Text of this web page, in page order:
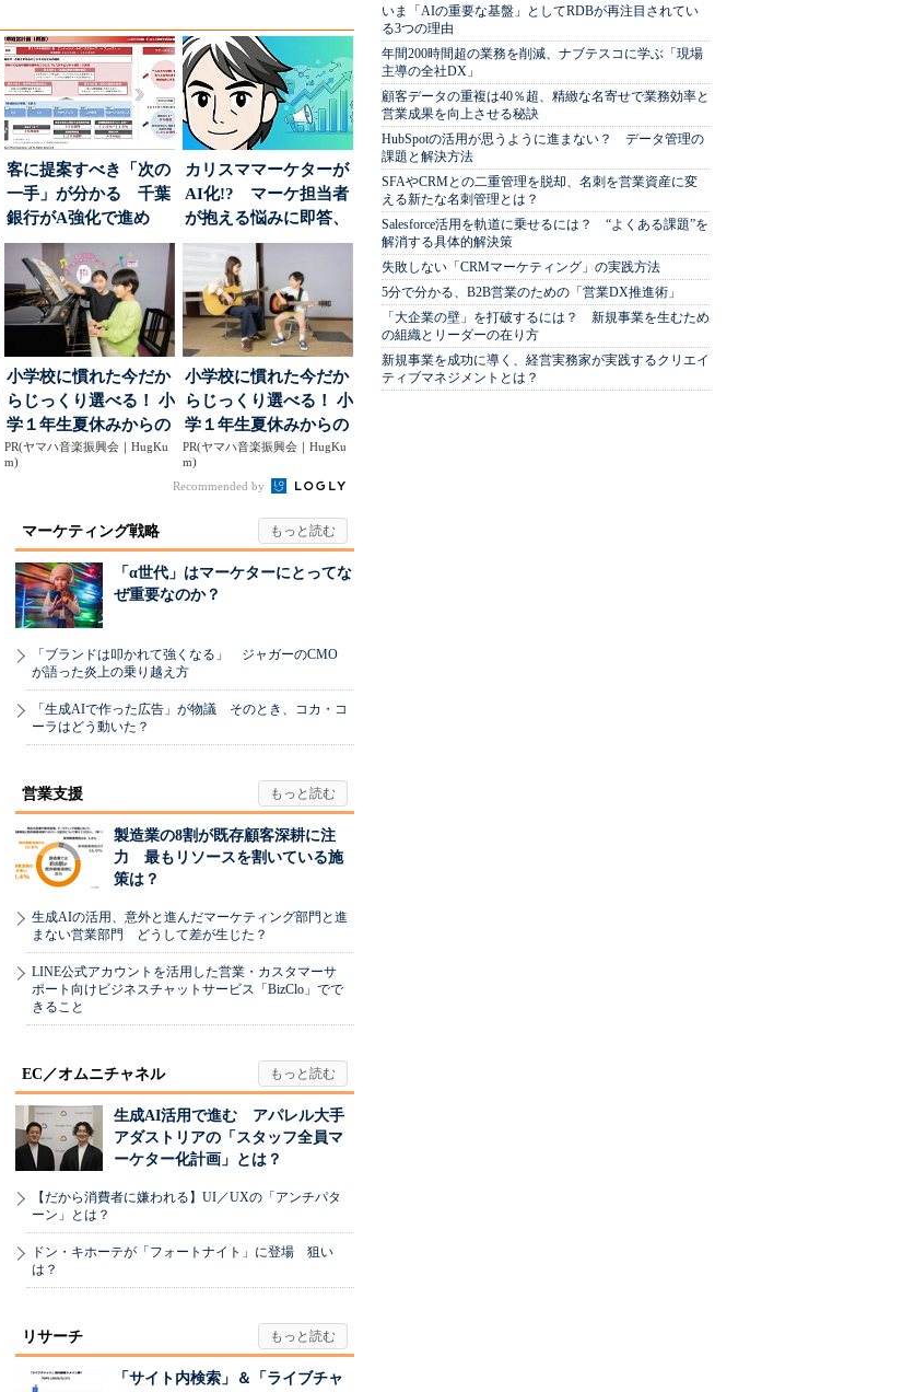
客に提案すべき「次の
一手」が分かる 千葉
銀行がA強化で進め
る“One to On...
カリスママーケターが
AI化!? マーケ担当者
が抱える悩みに即答、
実力は？
小学校に慣れた今だか
らじっくり選べる！ 小
学１年生夏休みからの
「音楽教室」デビュ...
PR(ヤマハ音楽振興会｜HugKu
m)
小学校に慣れた今だか
らじっくり選べる！ 小
学１年生夏休みからの
「音楽教室」デビュ...
PR(ヤマハ音楽振興会｜HugKu
m)
Recommended by
マーケティング戦略
「α世代」はマーケターにとってな
ぜ重要なのか？
「ブランドは叩かれて強くなる」 ジャガーのCMO
が語った炎上の乗り越え方
「生成AIで作った広告」が物議 そのとき、コカ・コ
ーラはどう動いた？
営業支援
製造業の8割が既存顧客深耕に注
力 最もリソースを割いている施
策は？
生成AIの活用、意外と進んだマーケティング部門と進
まない営業部門 どうして差が生じた？
LINE公式アカウントを活用した営業・カスタマーサ
ポート向けビジネスチャットサービス「BizClo」でで
きること
EC／オムニチャネル
生成AI活用で進む アパレル大手
アダストリアの「スタッフ全員マ
ーケター化計画」とは？
【だから消費者に嫌われる】UI／UXの「アンチパタ
ーン」とは？
ドン・キホーテが「フォートナイト」に登場 狙い
は？
リサーチ
「サイト内検索」＆「ライブチャ
いま「AIの重要な基盤」としてRDBが再注目されてい
る3つの理由
年間200時間超の業務を削減、ナブテスコに学ぶ「現場
主導の全社DX」
顧客データの重複は40％超、精緻な名寄せで業務効率と
営業成果を向上させる秘訣
HubSpotの活用が思うように進まない？ データ管理の
課題と解決方法
SFAやCRMとの二重管理を脱却、名刺を営業資産に変
える新たな名刺管理とは？
Salesforce活用を軌道に乗せるには？ “よくある課題”を
解消する具体的解決策
失敗しない「CRMマーケティング」の実践方法
5分で分かる、B2B営業のための「営業DX推進術」
「大企業の壁」を打破するには？ 新規事業を生むため
の組織とリーダーの在り方
新規事業を成功に導く、経営実務家が実践するクリエイ
ティブマネジメントとは？